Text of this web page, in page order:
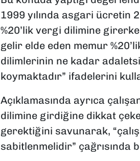
1999 yılında asgari ücretin
%20’lik vergi dilimine
gelir elde eden memur
dilimlerinin ne kadar
koymaktadır” ifadelerini
Açıklamasında ayrıca
dilimine girdiğine dikkat
gerektiğini savunarak,
sabitlenmelidir” çağrısında